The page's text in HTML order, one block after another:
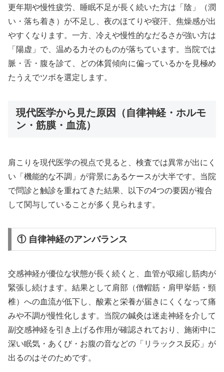
更年期や慢性疲労、睡眠不足が長く続いた方は「陰」（潤
い・落ち着き）が不足し、夜のほてりや寝汗、焦燥感が出
やすくなります。一方、冷えや慢性的なだるさが強い方は
「陽虚」で、温める力そのものが落ちています。当院では
脈・舌・腹を診て、どの体質傾向に偏っているかを見極め
たうえでツボを選定します。
現代医学から見た原因（自律神経・ホルモ
ン・筋膜・血流）
肩こりを現代医学の視点で見ると、検査では異常が出にく
い「機能的な不調」が背景にあるケースが大半です。当院
で問診と触診を重ねてきた結果、以下の4つの要因が複合
して関与していることが多く見られます。
① 自律神経のアンバランス
交感神経が優位な状態が長く続くと、血管が収縮し筋肉が
緊張し続けます。結果として肩部（僧帽筋・肩甲挙筋・頸
椎）への血流が低下し、酸素と栄養が届きにくくなって痛
みや不調が慢性化します。当院の鍼灸は迷走神経を介して
副交感神経を引き上げる作用が確認されており、施術中に
深い眠気・あくび・お腹の音などの「リラックス反応」が
出るのはそのためです。